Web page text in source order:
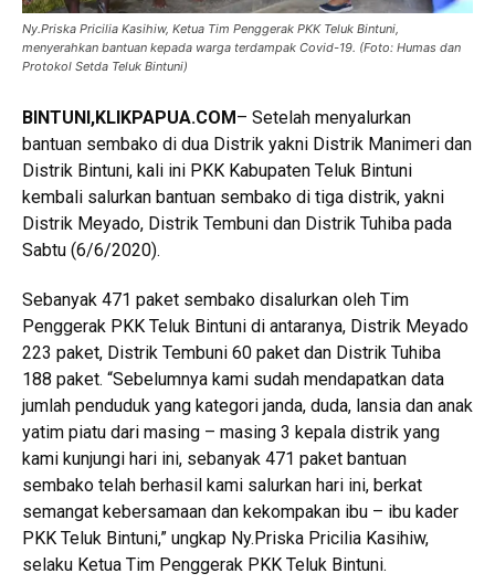
Ny.Priska Pricilia Kasihiw, Ketua Tim Penggerak PKK Teluk Bintuni,
menyerahkan bantuan kepada warga terdampak Covid-19. (Foto: Humas dan
Protokol Setda Teluk Bintuni)
BINTUNI,KLIKPAPUA.COM– Setelah menyalurkan
bantuan sembako di dua Distrik yakni Distrik Manimeri dan
Distrik Bintuni, kali ini PKK Kabupaten Teluk Bintuni
kembali salurkan bantuan sembako di tiga distrik, yakni
Distrik Meyado, Distrik Tembuni dan Distrik Tuhiba pada
Sabtu (6/6/2020).
Sebanyak 471 paket sembako disalurkan oleh Tim
Penggerak PKK Teluk Bintuni di antaranya, Distrik Meyado
223 paket, Distrik Tembuni 60 paket dan Distrik Tuhiba
188 paket. “Sebelumnya kami sudah mendapatkan data
jumlah penduduk yang kategori janda, duda, lansia dan anak
yatim piatu dari masing – masing 3 kepala distrik yang
kami kunjungi hari ini, sebanyak 471 paket bantuan
sembako telah berhasil kami salurkan hari ini, berkat
semangat kebersamaan dan kekompakan ibu – ibu kader
PKK Teluk Bintuni,” ungkap Ny.Priska Pricilia Kasihiw,
selaku Ketua Tim Penggerak PKK Teluk Bintuni.